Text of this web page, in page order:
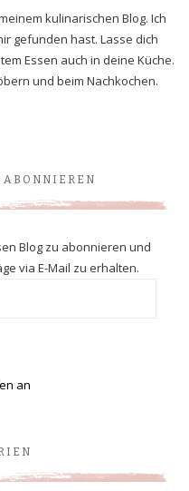
kulinarischen Blog. Ich
gefunden hast. Lasse dich
Essen auch in deine Küche.
und beim Nachkochen.
Blog zu abonnieren und
via E-Mail zu erhalten.
an